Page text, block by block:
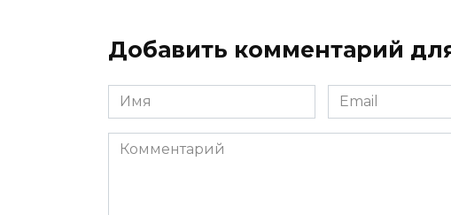
Добавить комментарий
Имя
*
Email
*
Комментарий